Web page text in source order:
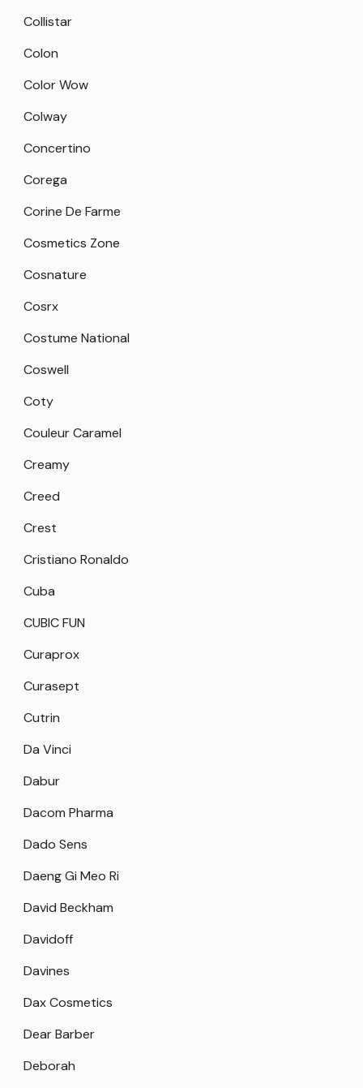
Collistar
Colon
Color Wow
Colway
Concertino
Corega
Corine De Farme
Cosmetics Zone
Cosnature
Cosrx
Costume National
Coswell
Coty
Couleur Caramel
Creamy
Creed
Crest
Cristiano Ronaldo
Cuba
CUBIC FUN
Curaprox
Curasept
Cutrin
Da Vinci
Dabur
Dacom Pharma
Dado Sens
Daeng Gi Meo Ri
David Beckham
Davidoff
Davines
Dax Cosmetics
Dear Barber
Deborah